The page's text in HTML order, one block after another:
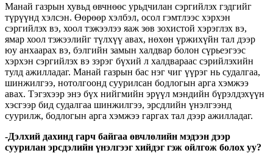
Манай газрын хувьд өвчнөөс урьдчилан сэргийлэх гэдгийг
түрүүнд хэлсэн. Өөрөөр хэлбэл, осол гэмтлээс хэрхэн
сэргийлэх вэ, хоол тэжээлээ яаж зөв зохистой хэрэглэх вэ,
ямар хоол тэжээлийг түлхүү авах, нөхөн үржихүйн тал дээр
юу анхаарах вэ, бэлгийн замын халдвар болон сүрьеэгээс
хэрхэн сэргийлэх вэ зэрэг бүхий л халдвараас сэрийлэхийн
тулд ажилладаг. Манай газрын бас нэг чиг үүрэг нь судалгаа,
шинжилгээ, нотолгоонд суурилсан бодлогын арга хэмжээ
авах. Тэгэхээр энэ бүх нийгмийн эрүүл мэндийн бүрэлдэхүүн
хэсгээр бид судалгаа шинжилгээ, эрсдлийн үнэлгээнд
суурилж, бодлогын арга хэмжээ гаргах тал дээр ажилладаг.
-Дэлхий дахинд гарч байгаа өвчлөлийн мэдээн дээр
суурилан эрсдэлийн үнэлгээг хийдэг гэж ойлгож болох уу?